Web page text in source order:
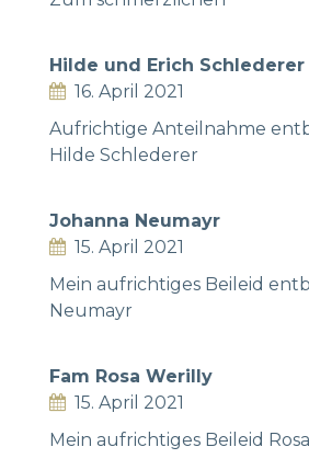
Hilde und Erich Schlederer
16. April 2021
Aufrichtige Anteilnahme
Hilde Schlederer
Johanna Neumayr
15. April 2021
Mein aufrichtiges Beileid
Neumayr
Fam Rosa Werilly
15. April 2021
Mein aufrichtiges Beileid